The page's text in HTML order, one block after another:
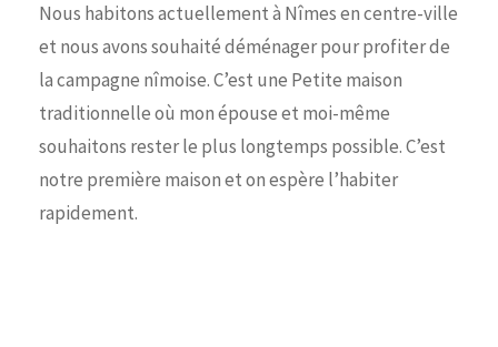
Nous habitons actuellement à Nîmes en centre-ville
et nous avons souhaité déménager pour profiter de
la campagne nîmoise. C’est une Petite maison
traditionnelle où mon épouse et moi-même
souhaitons rester le plus longtemps possible. C’est
notre première maison et on espère l’habiter
rapidement.